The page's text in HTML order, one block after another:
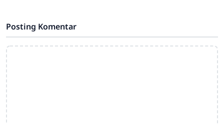
Posting Komentar